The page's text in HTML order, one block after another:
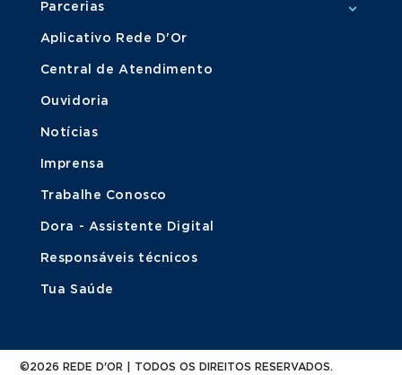
Parcerias
Aplicativo Rede D'Or
Central de Atendimento
Ouvidoria
Notícias
Imprensa
Trabalhe Conosco
Dora - Assistente Digital
Responsáveis técnicos
Tua Saúde
©2026 REDE D'OR | TODOS OS DIREITOS RESERVADOS.